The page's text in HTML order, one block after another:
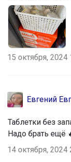
15 октября, 2024
Евгений
Таблетки без
Надо брать ещё
14 октября, 2024